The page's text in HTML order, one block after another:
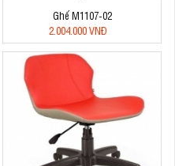
Ghế M1107-02
2.004.000 VNĐ